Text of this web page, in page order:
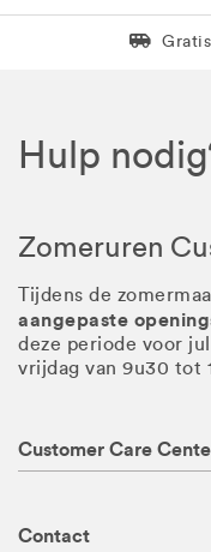
Hulp
Zomeruren
Tijdens de
aangepaste
deze periode voor
vrijdag van 9u30 tot
Customer Care
Contact